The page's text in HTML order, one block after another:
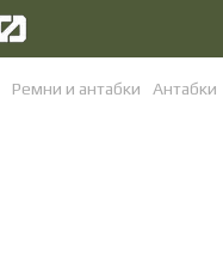
Ремни и антабки Антабки